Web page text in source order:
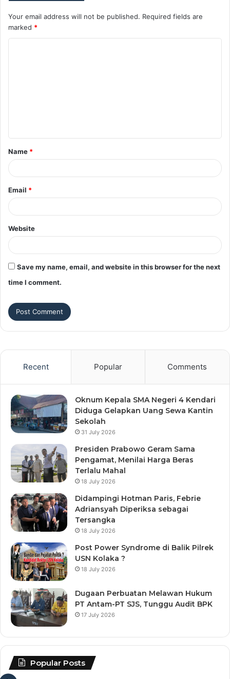
Your email address will not be published. Required fields are
marked *
t
*
Name *
Email *
Website
Save my name, email, and website in this browser for the next
time I comment.
Recent Popular Comments
Oknum Kepala SMA Negeri 4 Kendari
Diduga Gelapkan Uang Sewa Kantin
Sekolah
31 July 2026
Presiden Prabowo Geram Sama
Pengamat, Menilai Harga Beras
Terlalu Mahal
18 July 2026
Didampingi Hotman Paris, Febrie
Adriansyah Diperiksa sebagai
Tersangka
18 July 2026
Post Power Syndrome di Balik Pilrek
USN Kolaka ?
18 July 2026
Dugaan Perbuatan Melawan Hukum
PT Antam-PT SJS, Tunggu Audit BPK
17 July 2026
Popular Posts